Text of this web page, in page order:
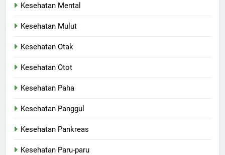
Kesehatan Mental
Kesehatan Mulut
Kesehatan Otak
Kesehatan Otot
Kesehatan Paha
Kesehatan Panggul
Kesehatan Pankreas
Kesehatan Paru-paru